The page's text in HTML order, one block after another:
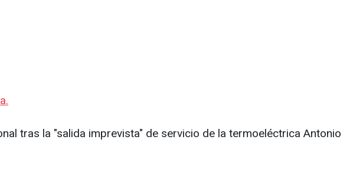
tras la "salida imprevista" de servicio de la termoeléctrica Antonio